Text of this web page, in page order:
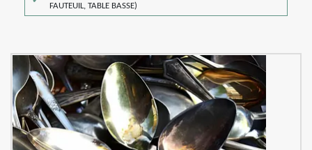
FAUTEUIL, TABLE BASSE)